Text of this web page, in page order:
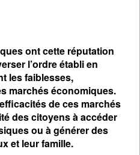
ont cette réputation
l’ordre établi en
les faiblesses,
marchés économiques.
de ces marchés
des citoyens à accéder
ou à générer des
et leur famille.